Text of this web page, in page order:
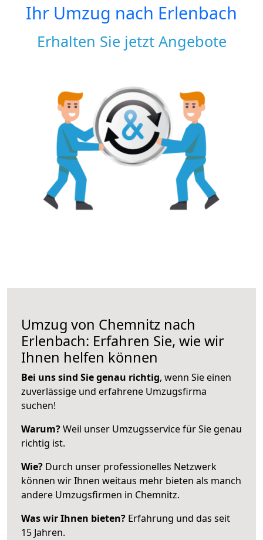
Ihr Umzug nach Erlenbach
Erhalten Sie jetzt Angebote
Umzug von Chemnitz nach
Erlenbach: Erfahren Sie, wie wir
Ihnen helfen können
Bei uns sind Sie genau richtig, wenn Sie einen
zuverlässige und erfahrene Umzugsfirma
suchen!
Warum?Weil unser Umzugsservice für Sie genau
richtig ist.
Wie? Durch unser professionelles Netzwerk
können wir Ihnen weitaus mehr bieten als manch
andere Umzugsfirmen in Chemnitz.
Was wir Ihnen bieten? Erfahrung und das seit
15 Jahren.